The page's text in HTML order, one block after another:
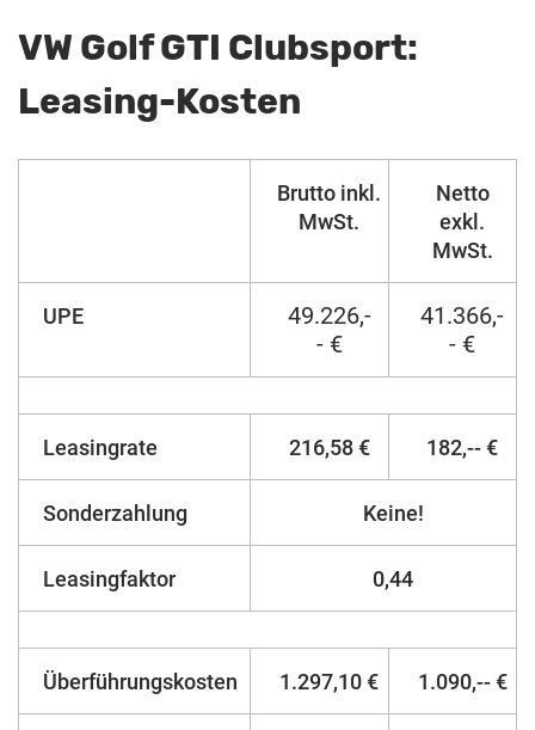
VW Golf GTI Clubsport:
Leasing-Kosten
Brutto inkl.
MwSt.
Netto
exkl.
MwSt.
UPE
49.226,-
- €
41.366,-
- €
Leasingrate 216,58 € 182,-- €
Sonderzahlung Keine!
Leasingfaktor 0,44
Überführungskosten 1.297,10 € 1.090,-- €